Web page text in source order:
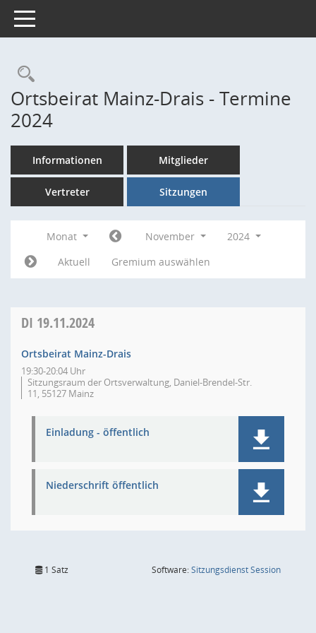
Toggle navigation
Rechercheauswahl
Ortsbeirat Mainz-Drais - Termine
2024
Informationen Mitglieder
Vertreter Sitzungen
Monat November
2024
Aktuell
Gremium auswählen
DI 19.11.2024
Ortsbeirat Mainz-Drais
19:30-20:04 Uhr
Sitzungsraum der Ortsverwaltung, Daniel-Brendel-Str.
11, 55127 Mainz
Einladung - öffentlich
Niederschrift öffentlich
1 Satz Software:SitzungsdienstSession(Wird in